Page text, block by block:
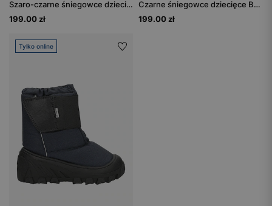
Szaro-czarne śniegowce dziecięce BARTEK 116870-10
199.00 zł
Czarne śniegowce dziecięce BARTEK 110457-03
199.00 zł
Tylko online